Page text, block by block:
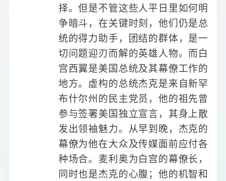
择。但是不管这些人平日里如何明
争暗斗，在关键时刻，他们仍是总
统的得力助手，团结的群体，是一
切问题迎刃而解的英雄人物。而白
宫西翼是美国总统及其幕僚工作的
地方。虚构的总统杰克是来自新罕
布什尔州的民主党员，他的祖先曾
参与签署美国独立宣言，其身上散
发出领袖魅力。从早到晚，杰克的
幕僚为他在大众及传媒面前应付各
种场合。麦利奥为白宫的幕僚长，
同时也是杰克的心腹；他的机智和